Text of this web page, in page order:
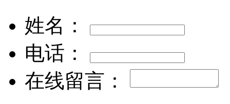
姓名：
电话：
在线留言：